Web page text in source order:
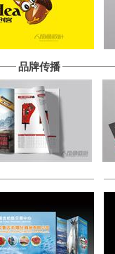
品牌传播